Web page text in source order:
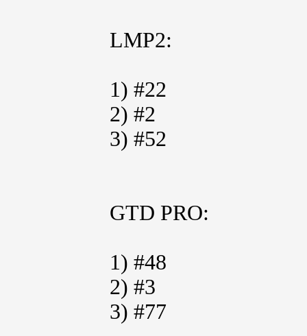
LMP2:
1) #22
2) #2
3) #52
GTD PRO:
1) #48
2) #3
3) #77